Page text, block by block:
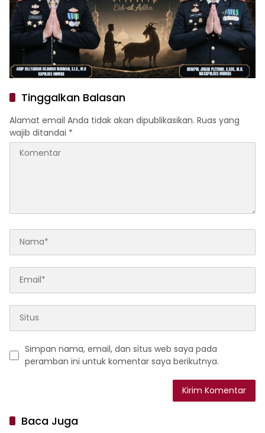
Tinggalkan Balasan
Alamat email Anda tidak akan dipublikasikan. Ruas yang
wajib ditandai *
Simpan nama, email, dan situs web saya pada
peramban ini untuk komentar saya berikutnya.
Baca Juga